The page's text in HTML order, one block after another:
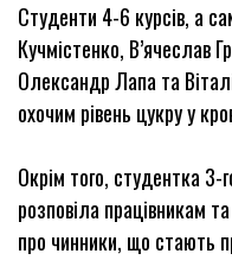
Студенти 4-6 курсів, а
Кучмістенко, В’ячеслав
Олександр Лапа та
охочим рівень цукру у
Окрім того, студентка 3-
розповіла працівникам
про чинники, що стають